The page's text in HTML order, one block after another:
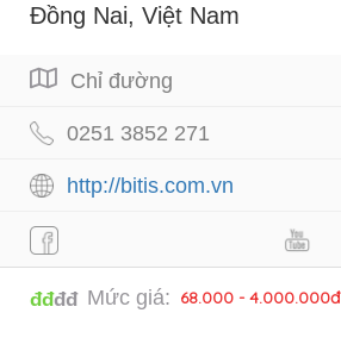
Đồng Nai, Việt Nam
Chỉ đường
0251 3852 271
http://bitis.com.vn
đđđđ Mức giá: 68.000 - 4.000.000đ